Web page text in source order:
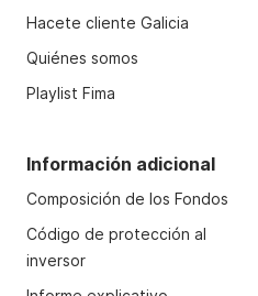
Hacete cliente Galicia
Quiénes somos
Playlist Fima
Información adicional
Composición de los Fondos
Código de protección al
inversor